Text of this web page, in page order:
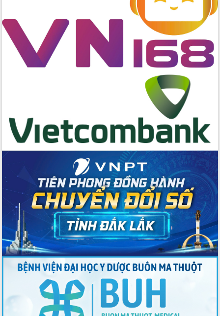
UBND tỉnh Đắk Lắk tổng kết công tác
quốc phòng, quân sự địa phương năm
2025
Tập trung triển khai quyết liệt, đồng bộ
các giải pháp nhằm thực hiện hiệu quả
Nông sản Tây Nguyên thu hút doanh
nghiệp nước ngoài
“Biển – Rừng – Cà phê” trong không
Hội nghị chia sẻ kinh nghiệm, chuyển
giao kỹ thuật y tế, định hướng phát
triển chuyên sâu đến 2030
Chuyển đổi số mở ra không gian phát
triển trong lĩnh vực văn hóa, du lịch
Công bố quyết định của Ban Thường
vụ Tỉnh ủy về công tác cán bộ.
Thủ tướng Phạm Minh Chính: Khẩn
trương tái thiết cuộc sống người dân
sau thiên tai
Tập trung nâng cao chất lượng, tổ
chức sản xuất sầu riêng theo hướng